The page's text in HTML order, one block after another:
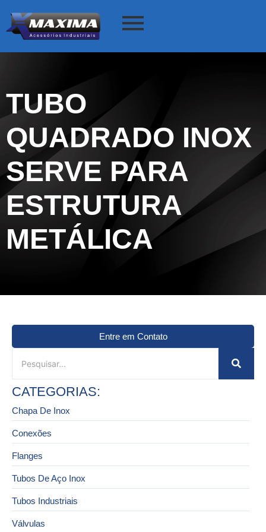
TUBO
QUADRADO INOX
SERVE PARA
ESTRUTURA
METÁLICA
Entre em Contato
CATEGORIAS:
Chapa De Inox
Conexões
Flanges
Tubos De Aço Inox
Tubos Industriais
Válvulas